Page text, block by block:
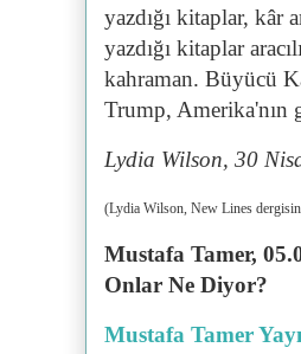
yazdığı kitaplar, kâr
yazdığı kitaplar
kahraman. Büyücü
Trump, Amerika'nın
Lydia Wilson, 30
(Lydia Wilson, New Lines
Mustafa Tamer, 05
Onlar Ne Diyor?
Mustafa Tamer